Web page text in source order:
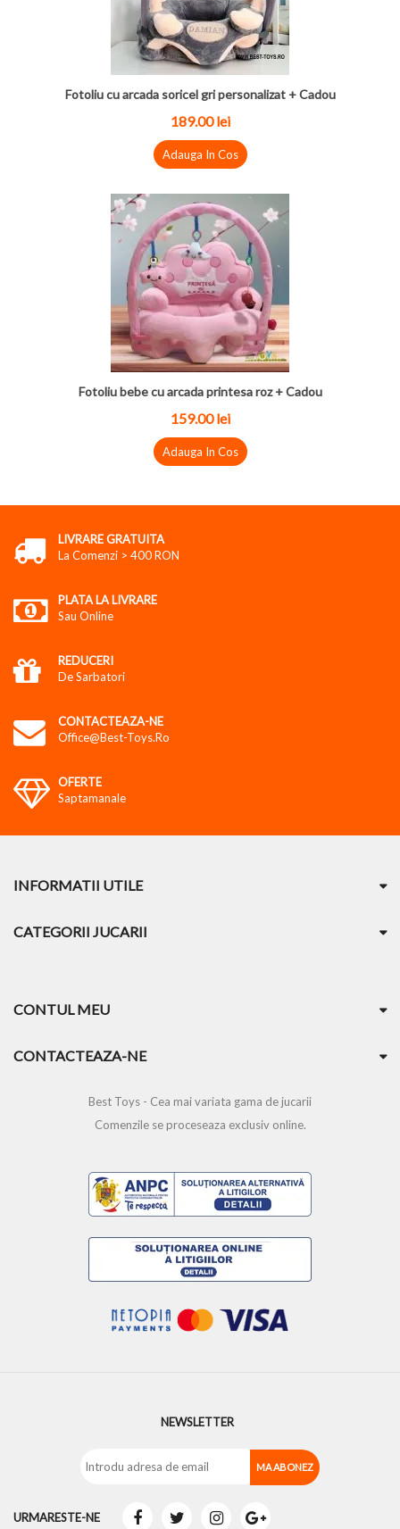
Fotoliu cu arcada soricel gri personalizat + Cadou
189.00 lei
Adauga In Cos
Fotoliu bebe cu arcada printesa roz + Cadou
159.00 lei
Adauga In Cos
LIVRARE GRATUITA
La Comenzi > 400 RON
PLATA LA LIVRARE
Sau Online
REDUCERI
De Sarbatori
CONTACTEAZA-NE
Office@best-Toys.ro
OFERTE
Saptamanale
INFORMATII UTILE
CATEGORII JUCARII
CONTUL MEU
CONTACTEAZA-NE
Best Toys - Cea mai variata gama de jucarii
Comenzile se proceseaza exclusiv online.
NEWSLETTER
URMARESTE-NE